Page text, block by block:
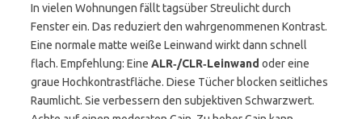
In vielen Wohnungen fällt tagsüber Streulicht durch
Fenster ein. Das reduziert den wahrgenommenen Kontrast.
Eine normale matte weiße Leinwand wirkt dann schnell
flach. Empfehlung: Eine ALR‑/CLR‑Leinwand oder eine
graue Hochkontrastfläche. Diese Tücher blocken seitliches
Raumlicht. Sie verbessern den subjektiven Schwarzwert.